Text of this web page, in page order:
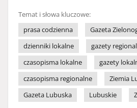
Temat i słowa kluczowe:
prasa codzienna
Gazeta
dzienniki lokalne
gazety
czasopisma lokalne
gazety
czasopisma regionalne
Ziemia
Gazeta Lubuska
Lubuskie